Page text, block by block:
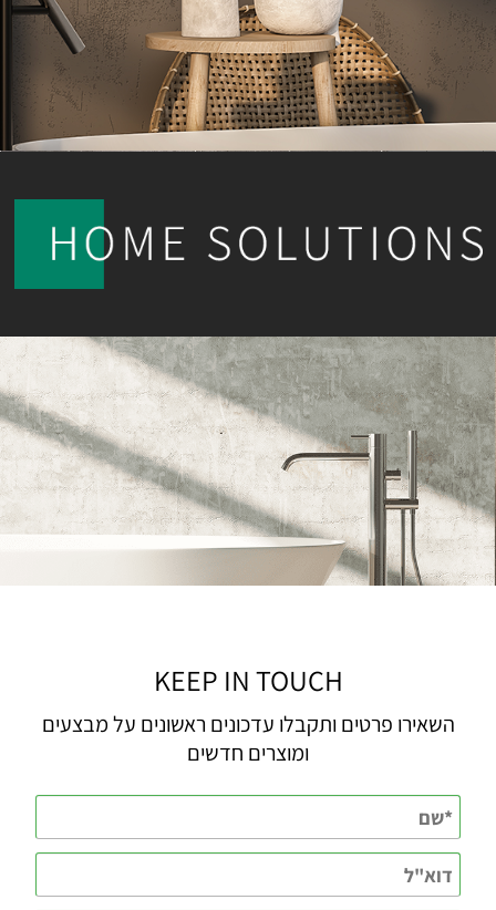
KEEP IN TOUCH
השאירו פרטים ותקבלו עדכונים ראשונים על מבצעים
ומוצרים חדשים